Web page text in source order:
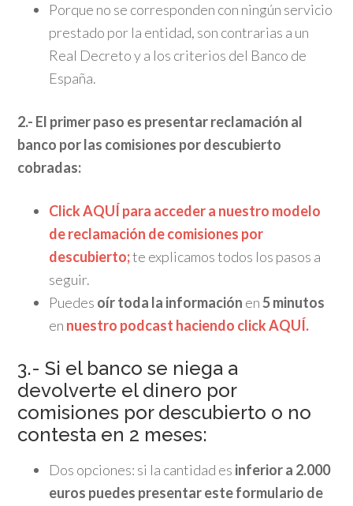
Porque no se corresponden con ningún servicio
prestado por la entidad, son contrarias a un
Real Decreto y a los criterios del Banco de
España.
2.- El primer paso es presentar reclamación al
banco por las comisiones por descubierto
cobradas:
Click AQUÍ para acceder a nuestro modelo
de reclamación de comisiones por
descubierto;te explicamos todos los pasos a
seguir.
Puedes oír toda la información en5 minutos
en nuestro podcast haciendo click AQUÍ.
3.- Si el banco se niega a
devolverte el dinero por
comisiones por descubierto o no
contesta en 2 meses:
Dos opciones: si la cantidad es inferior a 2.000
euros puedes presentar este formulario de